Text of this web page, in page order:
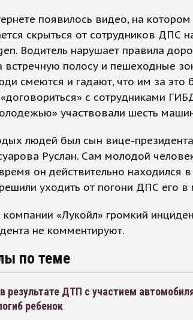
появилось видео, на
скрыться от сотрудников ДПС
Водитель нарушает правила
встречную полосу и пешеходные
смеются и гадают, что им за это
с сотрудниками
участвовали шесть
людей был сын вице-
Руслан. Сам молодой
он действительно находился
уходить от погони ДПС его
«Лукойл» громкий
не комментируют.
по теме
результате ДТП с участием
ребенок